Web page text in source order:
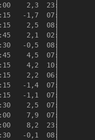
2,3  23:45
-1,7  07:30
2,5  08:00
2,1  02:15
-0,5  08:15
4,5  07:30
4,2  10:45
2,2  06:30
-1,4  07:45
-1,1  07:30
2,5  07:30
7,9  07:15
8,2  23:59
-0,1  08:00